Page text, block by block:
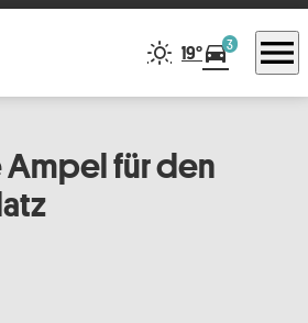
19°directions_car3 menu
für den